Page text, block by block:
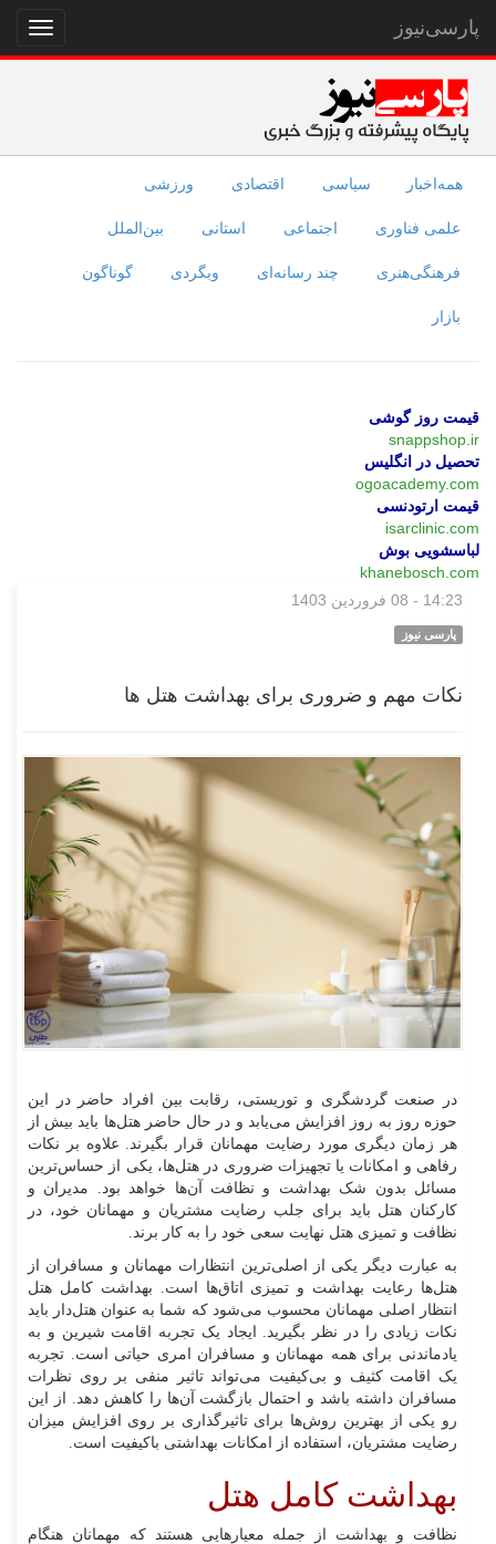
نمایش
منو
پارسی‌نیوز
همه‌اخبار سیاسی اقتصادی ورزشی
علمی فناوری اجتماعی استانی بین‌الملل
فرهنگی‌هنری چند رسانه‌ای وبگردی گوناگون
بازار
قیمت روز گوشی
snappshop.ir
تحصیل در انگلیس
ogoacademy.com
قیمت ارتودنسی
isarclinic.com
لباسشویی بوش
khanebosch.com
14:23 - 08 فروردین 1403
پارسی نیوز
نکات مهم و ضروری برای بهداشت هتل ها
در صنعت گردشگری و توریستی، رقابت بین افراد حاضر در این
حوزه روز به روز افزایش می‌یابد و در حال حاضر هتل‌ها باید بیش از
هر زمان دیگری مورد رضایت مهمانان قرار بگیرند. علاوه بر نکات
رفاهی و امکانات یا تجهیزات ضروری در هتل‌ها، یکی از حساس‌ترین
مسائل بدون شک بهداشت و نظافت آن‌ها خواهد بود. مدیران و
کارکنان هتل باید برای جلب رضایت مشتریان و مهمانان خود، در
نظافت و تمیزی هتل نهایت سعی خود را به کار برند.
به عبارت دیگر یکی از اصلی‌ترین انتظارات مهمانان و مسافران از
هتل‌ها رعایت بهداشت و تمیزی اتاق‎‌‌ها است. بهداشت کامل هتل
انتظار اصلی مهمانان محسوب می‌شود که شما به عنوان هتل‌دار باید
نکات زیادی را در نظر بگیرید. ایجاد یک تجربه اقامت شیرین و به
یادماندنی برای همه مهمانان و مسافران امری حیاتی است. تجربه
یک اقامت کثیف و بی‌کیفیت می‌تواند تاثیر منفی بر روی نظرات
مسافران داشته باشد و احتمال بازگشت آن‌ها را کاهش دهد. از این
رو یکی از بهترین روش‌ها برای تاثیرگذاری بر روی افزایش میزان
رضایت مشتریان، استفاده از امکانات بهداشتی باکیفیت است.
بهداشت کامل هتل
نظافت و بهداشت از جمله معیارهایی هستند که مهمانان هنگام